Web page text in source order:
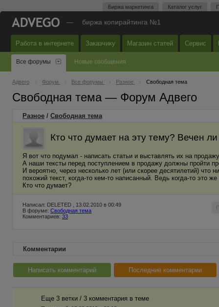
Биржа маркетинга Каталог услуг
— биржа копирайтинга №1
Работа в интернете Заказчику Магазин статей Сервис
Все форумы Новые сообщения
Адвего Форум Все форумы Разное Свободная тема
Свободная тема — Форум Адвего
Разное / Свободная тема
Кто что думает на эту тему? Вечен
Я вот что подумал - написать статьи и выставлять их на
А наши тексты перед поступлением в продажу должны пройти
И вероятно, через несколько лет (или скорее десятилетий)
похожий текст, когда-то кем-то написанный. Ведь когда-то это
Кто что думает?
Написал: DELETED , 13.02.2010 в 00:49
В форуме: Свободная тема
Комментариев: 33
Комментарии
Написать комментарий Последние комментарии
Еще 3 ветки / 3 комментария в темe